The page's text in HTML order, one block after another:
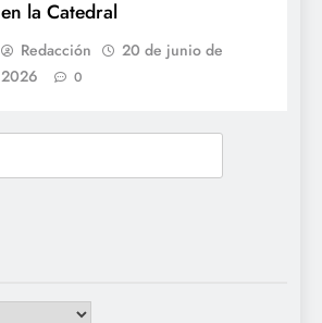
en la Catedral
Redacción
20 de junio de
2026
0